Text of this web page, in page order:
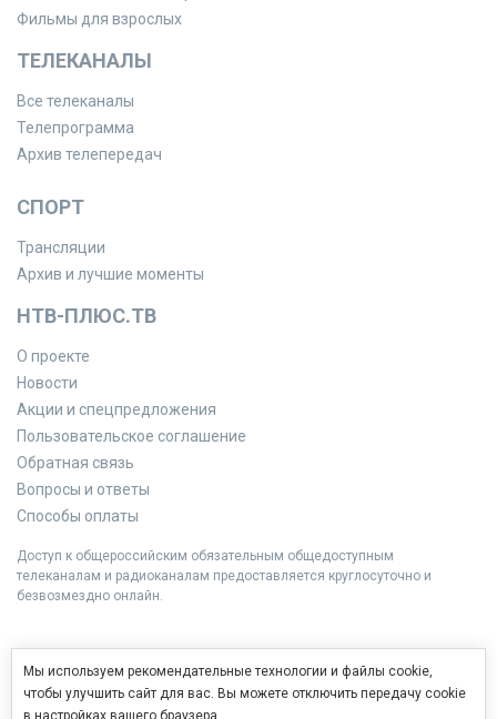
Фильмы для взрослых
ТЕЛЕКАНАЛЫ
Все телеканалы
Телепрограмма
Архив телепередач
СПОРТ
Трансляции
Архив и лучшие моменты
НТВ-ПЛЮС.ТВ
О проекте
Новости
Акции и спецпредложения
Пользовательское соглашение
Обратная связь
Вопросы и ответы
Способы оплаты
Доступ к общероссийским обязательным общедоступным
телеканалам и радиоканалам предоставляется круглосуточно и
безвозмездно онлайн.
Мы используем рекомендательные технологии и файлы cookie,
чтобы улучшить сайт для вас. Вы можете отключить передачу cookie
в настройках вашего браузера